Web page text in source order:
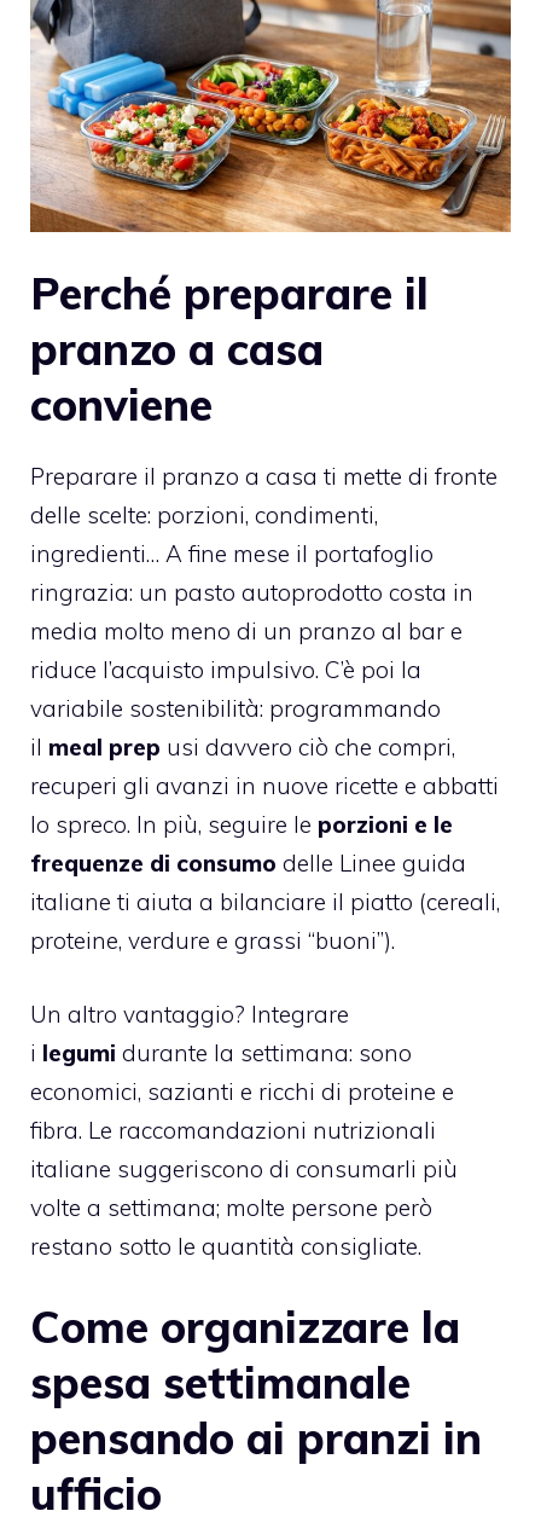
Perché preparare il
pranzo a casa
conviene
Preparare il pranzo a casa ti mette di fronte
delle scelte: porzioni, condimenti,
ingredienti… A fine mese il portafoglio
ringrazia: un pasto autoprodotto costa in
media molto meno di un pranzo al bar e
riduce l’acquisto impulsivo. C’è poi la
variabile sostenibilità: programmando
il meal prep usi davvero ciò che compri,
recuperi gli avanzi in nuove ricette e abbatti
lo spreco. In più, seguire le porzioni e le
frequenze di consumo delle Linee guida
italiane ti aiuta a bilanciare il piatto (cereali,
proteine, verdure e grassi “buoni”).
Un altro vantaggio? Integrare
i legumi durante la settimana: sono
economici, sazianti e ricchi di proteine e
fibra. Le raccomandazioni nutrizionali
italiane suggeriscono di consumarli più
volte a settimana; molte persone però
restano sotto le quantità consigliate.
Come organizzare la
spesa settimanale
pensando ai pranzi in
ufficio